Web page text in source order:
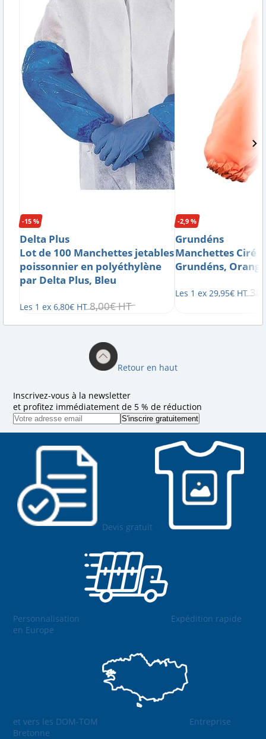
-15 %
Delta Plus
Lot de 100 Manchettes jetables
poissonnier en polyéthylène
par Delta Plus, Bleu
Les 1 ex 6,80€ HT 8,00€HT
-2,9 %
Grundéns
Manchettes Ciré
Grundéns, Orange
Les 1 ex 29,95€ HT 30
Retour en haut
Inscrivez-vous à la newsletter
et profitez immédiatement de 5 % de réduction
Devis gratuit
Personnalisation
Expédition rapide
en Europe
et vers les DOM-TOM
Entreprise
Bretonne